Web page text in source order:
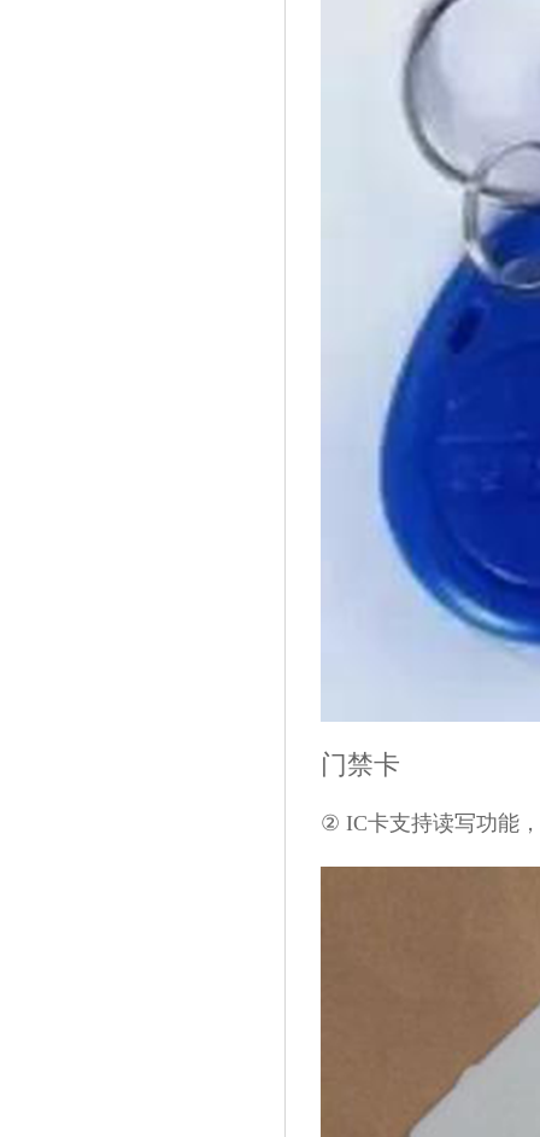
门禁卡
② IC卡支持读写功能